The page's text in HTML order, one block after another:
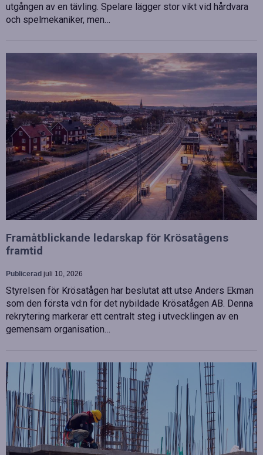
utgången av en tävling. Spelare lägger stor vikt vid hårdvara
och spelmekaniker, men…
Framåtblickande ledarskap för Krösatågens
framtid
Publicerad juli 10, 2026
Styrelsen för Krösatågen har beslutat att utse Anders Ekman
som den första vd:n för det nybildade Krösatågen AB. Denna
rekrytering markerar ett centralt steg i utvecklingen av en
gemensam organisation…